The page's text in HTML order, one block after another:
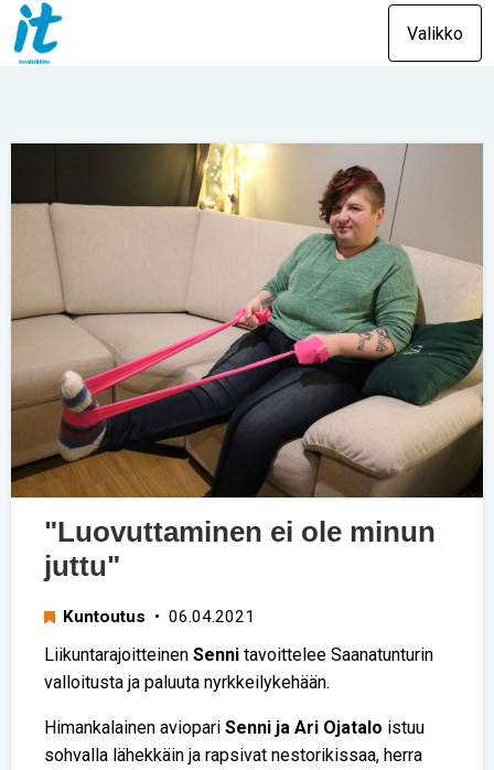
Valikko
"Luovuttaminen ei ole minun
juttu"
Kuntoutus • 06.04.2021
Liikuntarajoitteinen Senni tavoittelee Saanatunturin
valloitusta ja paluuta nyrkkeilykehään.
Himankalainen aviopari Senni ja Ari Ojatalo istuu
sohvalla lähekkäin ja rapsivat nestorikissaa, herra